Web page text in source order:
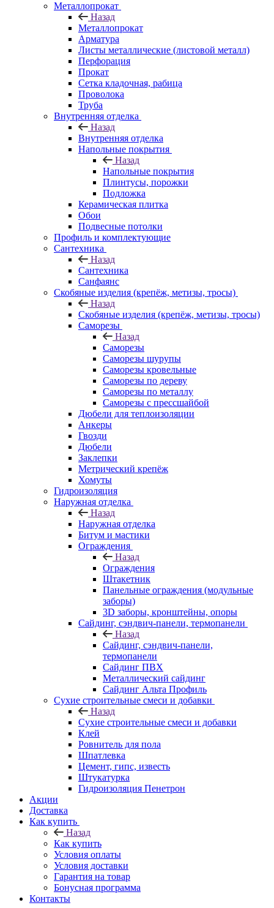
Металлопрокат
Назад
Металлопрокат
Арматура
Листы металлические (листовой металл)
Перфорация
Прокат
Сетка кладочная, рабица
Проволока
Труба
Внутренняя отделка
Назад
Внутренняя отделка
Напольные покрытия
Назад
Напольные покрытия
Плинтусы, порожки
Подложка
Керамическая плитка
Обои
Подвесные потолки
Профиль и комплектующие
Сантехника
Назад
Сантехника
Санфаянс
Скобяные изделия (крепёж, метизы, тросы)
Назад
Скобяные изделия (крепёж, метизы, тросы)
Саморезы
Назад
Саморезы
Саморезы шурупы
Саморезы кровельные
Саморезы по дереву
Саморезы по металлу
Саморезы с прессшайбой
Дюбели для теплоизоляции
Анкеры
Гвозди
Дюбели
Заклепки
Метрический крепёж
Хомуты
Гидроизоляция
Наружная отделка
Назад
Наружная отделка
Битум и мастики
Ограждения
Назад
Ограждения
Штакетник
Панельные ограждения (модульные
заборы)
3D заборы, кронштейны, опоры
Cайдинг, сэндвич-панели, термопанели
Назад
Cайдинг, сэндвич-панели,
термопанели
Сайдинг ПВХ
Металлический сайдинг
Сайдинг Альта Профиль
Сухие строительные смеси и добавки
Назад
Сухие строительные смеси и добавки
Клей
Ровнитель для пола
Шпатлевка
Цемент, гипс, известь
Штукатурка
Гидроизоляция Пенетрон
Акции
Доставка
Как купить
Назад
Как купить
Условия оплаты
Условия доставки
Гарантия на товар
Бонусная программа
Контакты